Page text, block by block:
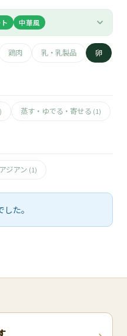
中華風
鶏肉 乳・乳製品
卵
蒸す・ゆでる・寄せる (1)
アジアン (1)
た。